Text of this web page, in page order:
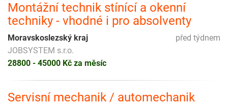
Montážní technik stínící a okenní
techniky - vhodné i pro absolventy
před týdnem
Moravskoslezský kraj
JOBSYSTEM s.r.o.
28800 - 45000 Kč za měsíc
Servisní mechanik / automechanik